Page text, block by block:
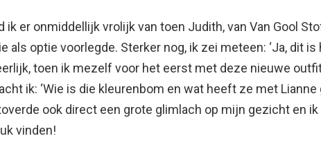
ik er onmiddellijk vrolijk van toen Judith, van Van Gool
als optie voorlegde. Sterker nog, ik zei meteen: ‘Ja, dit is
toen ik mezelf voor het eerst met deze nieuwe
ik: ‘Wie is die kleurenbom en wat heeft ze met Lianne
ook direct een grote glimlach op mijn gezicht en
vinden!